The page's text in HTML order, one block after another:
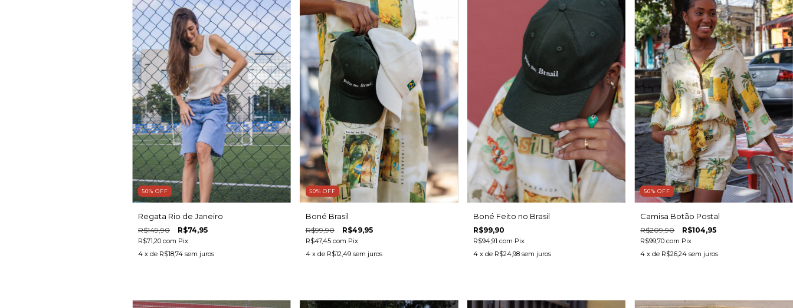
50% OFF
Regata Rio de Janeiro
R$149,90 R$74,95
R$71,20 com Pix
4 x de R$18,74 sem juros
50% OFF
Boné Brasil
R$99,90 R$49,95
R$47,45 com Pix
4 x de R$12,49 sem juros
Boné Feito no Brasil
R$99,90
R$94,91 com Pix
4 x de R$24,98 sem juros
50%OFF
Camisa Botão Postal
R$209,90 R$104,95
R$99,70com Pix
4 x de R$26,24 sem juros